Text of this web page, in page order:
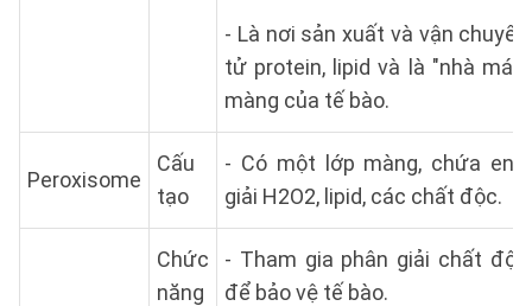
- Là nơi sản xuất và vận
tử protein, lipid và là "nhà
màng của tế bào.
Peroxisome
Cấu
tạo
- Có một lớp màng, chứa
giải H2O2, lipid, các chất độc.
Chức
năng
- Tham gia phân giải chất
để bảo vệ tế bào.